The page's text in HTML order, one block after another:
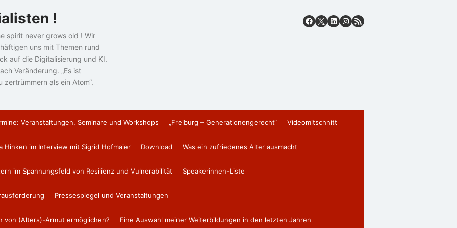
!
spirit never grows old ! Wir
uns mit Themen rund
auf die Digitalisierung und KI.
Veränderung. „Es ist
als ein Atom“.
Veranstaltungen, Seminare und Workshops „Freiburg – Generationengerecht“ Videomitschnitt
Hinken im Interview mit Sigrid Hofmaier Download Was ein zufriedenes Alter ausmacht
im Spannungsfeld von Resilienz und Vulnerabilität Speakerinnen-Liste
Pressespiegel und Veranstaltungen
von (Alters)-Armut ermöglichen? Eine Auswahl meiner Weiterbildungen in den letzten Jahren